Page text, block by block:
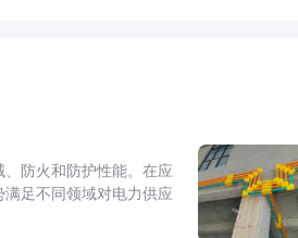
防火和防护性能。在应
足不同领域对电力供应